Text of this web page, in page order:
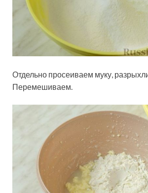
Отдельно просеиваем муку,
Перемешиваем.